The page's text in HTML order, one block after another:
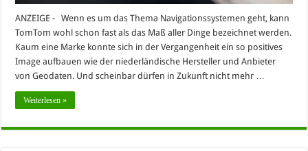
ANZEIGE - Wenn es um das Thema Navigationssystemen geht, kann
TomTom wohl schon fast als das Maß aller Dinge bezeichnet werden.
Kaum eine Marke konnte sich in der Vergangenheit ein so positives
Image aufbauen wie der niederländische Hersteller und Anbieter
von Geodaten. Und scheinbar dürfen in Zukunft nicht mehr …
Weiterlesen »